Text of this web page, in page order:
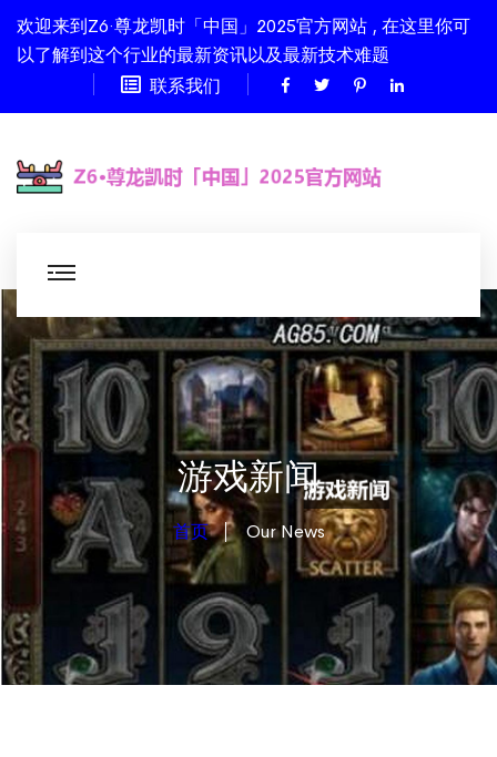
欢迎来到Z6·尊龙凯时「中国」2025官方网站 , 在这里你可
以了解到这个行业的最新资讯以及最新技术难题
联系我们
游戏新闻
首页 Our News